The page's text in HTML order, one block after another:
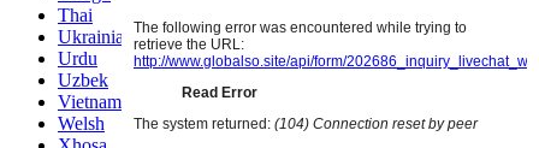
Thai
Ukrainian
Urdu
Uzbek
Vietnamese
Welsh